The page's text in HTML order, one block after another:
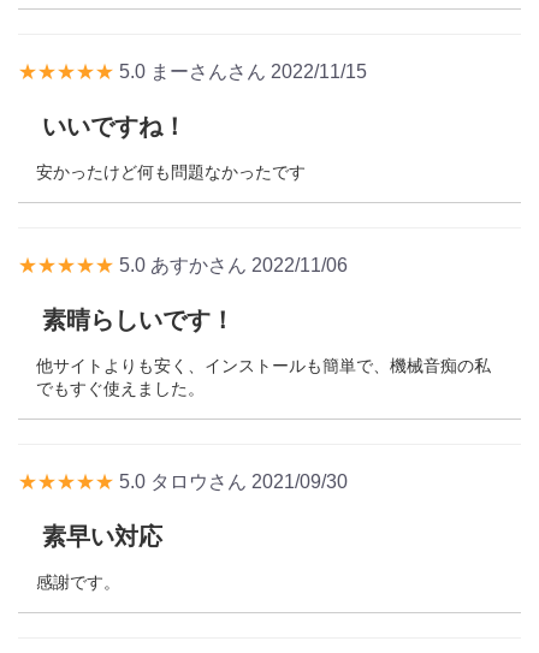
★★★★★ 5.0 まーさんさん 2022/11/15
いいですね！
安かったけど何も問題なかったです
★★★★★ 5.0 あすかさん 2022/11/06
素晴らしいです！
他サイトよりも安く、インストールも簡単で、機械音痴の私
でもすぐ使えました。
★★★★★ 5.0 タロウさん 2021/09/30
素早い対応
感謝です。